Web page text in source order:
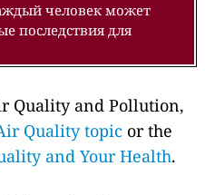
человек может
последствия для
Quality and Pollution,
Quality topic or the
and Your Health.